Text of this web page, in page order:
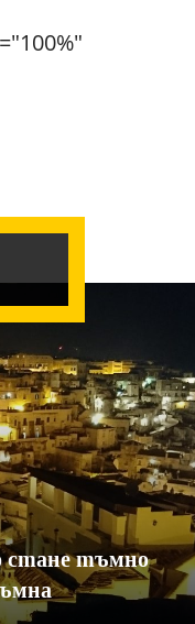
стане тъмно